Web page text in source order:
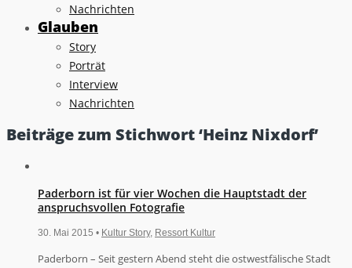
Nachrichten
Glauben
Story
Porträt
Interview
Nachrichten
Beiträge zum Stichwort ‘Heinz Nixdorf’
Paderborn ist für vier Wochen die Hauptstadt der
anspruchsvollen Fotografie
30. Mai 2015 • Kultur Story, Ressort Kultur
Paderborn – Seit gestern Abend steht die ostwestfälische Stadt